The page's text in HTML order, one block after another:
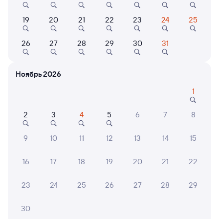
Онлайн-возврат билетов без очереди в кассу
Выбор любимых мест на схемах вагонов
Подробные ответы на вопросы о поездке или
покупке
СМС-сопровождение до посадки в поезд
Частые вопросы
Что нужно, чтобы сесть в поезд?
Как поменять билет на другую дату или
Как вернуть билет?
Что делать, если ошибся при вводе данных
пассажира?
19 20 21 22 23 24 25
26 27 28 29 30 31
Ноябрь 2026
1
2 3 4 5 6 7 8
9 10 11 12 13 14 15
16 17 18 19 20 21 22
23 24 25 26 27 28 29
30